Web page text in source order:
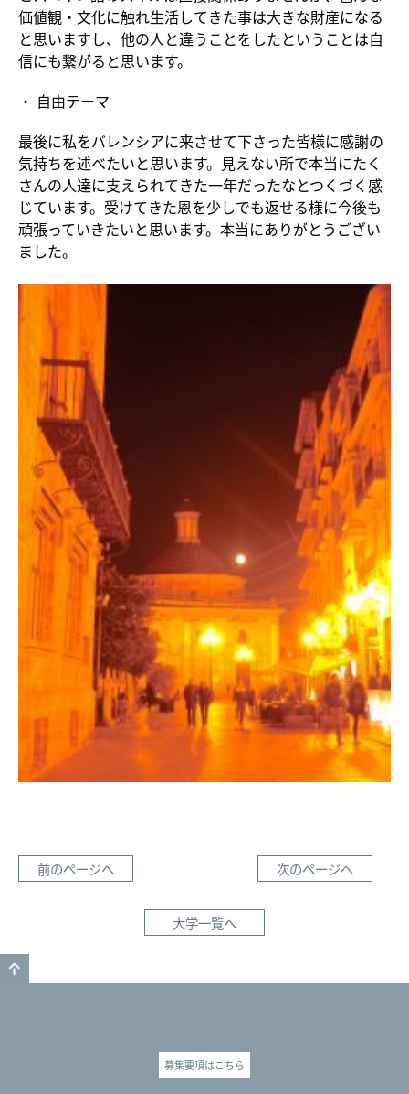
価値観・文化に触れ生活してきた事は大きな財産になる
と思いますし、他の人と違うことをしたということは自
信にも繋がると思います。
・ 自由テーマ
最後に私をバレンシアに来させて下さった皆様に感謝の
気持ちを述べたいと思います。見えない所で本当にたく
さんの人達に支えられてきた一年だったなとつくづく感
じています。受けてきた恩を少しでも返せる様に今後も
頑張っていきたいと思います。本当にありがとうござい
ました。
前のページへ 次のページへ
大学一覧へ
募集要項はこちら